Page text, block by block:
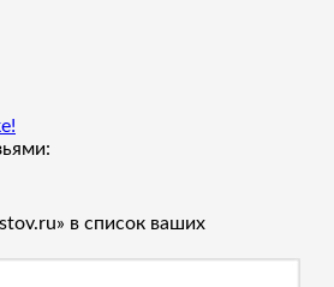
в список ваших